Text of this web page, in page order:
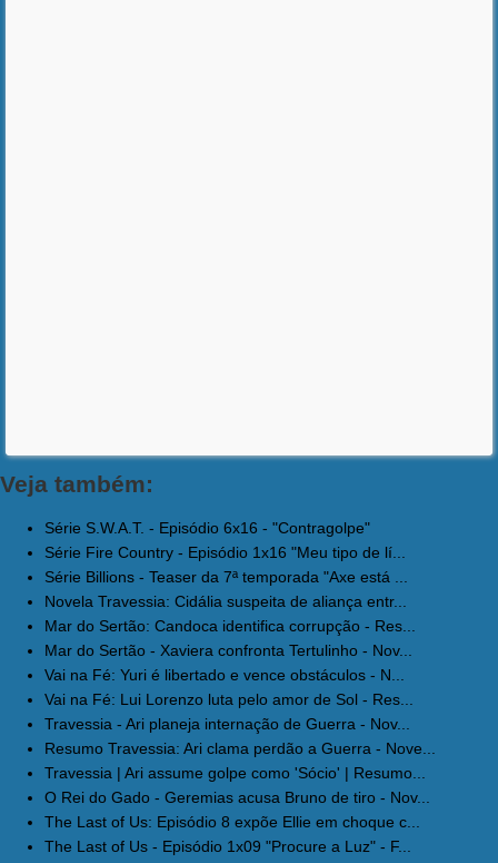
Veja também:
Série S.W.A.T. - Episódio 6x16 - "Contragolpe"
Série Fire Country - Episódio 1x16 "Meu tipo de lí...
Série Billions - Teaser da 7ª temporada "Axe está ...
Novela Travessia: Cidália suspeita de aliança entr...
Mar do Sertão: Candoca identifica corrupção - Res...
Mar do Sertão - Xaviera confronta Tertulinho - Nov...
Vai na Fé: Yuri é libertado e vence obstáculos - N...
Vai na Fé: Lui Lorenzo luta pelo amor de Sol - Res...
Travessia - Ari planeja internação de Guerra - Nov...
Resumo Travessia: Ari clama perdão a Guerra - Nove...
Travessia | Ari assume golpe como 'Sócio' | Resumo...
O Rei do Gado - Geremias acusa Bruno de tiro - Nov...
The Last of Us: Episódio 8 expõe Ellie em choque c...
The Last of Us - Episódio 1x09 "Procure a Luz" - F...